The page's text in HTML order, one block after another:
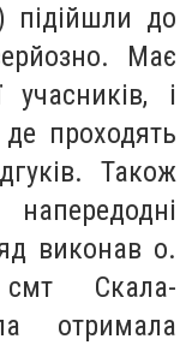
підійшли до
Має
і
де проходять
Також
виконав о.
Скала-
отримала